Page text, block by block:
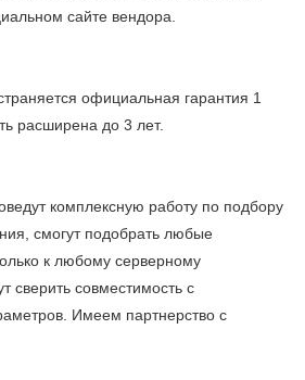
сайте вендора.
официальная гарантия 1
расширена до 3 лет.
комплексную работу по подбору
смогут подобрать любые
к любому серверному
сверить совместимость с
Имеем партнерство с
позволяет исключить ошибки даже